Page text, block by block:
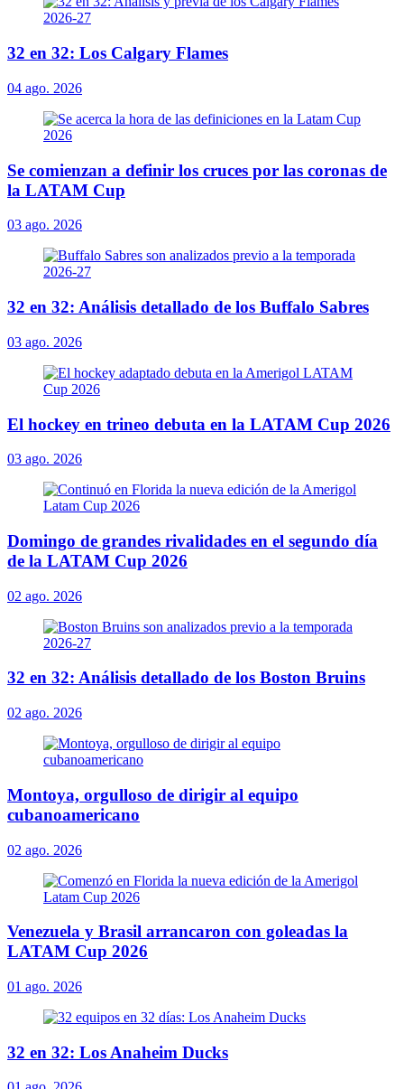
32 en 32: Los Calgary Flames
04 ago. 2026
Se comienzan a definir los cruces por las coronas de
la LATAM Cup
03 ago. 2026
32 en 32: Análisis detallado de los Buffalo Sabres
03 ago. 2026
El hockey en trineo debuta en la LATAM Cup 2026
03 ago. 2026
Domingo de grandes rivalidades en el segundo día
de la LATAM Cup 2026
02 ago. 2026
32 en 32: Análisis detallado de los Boston Bruins
02 ago. 2026
Montoya, orgulloso de dirigir al equipo
cubanoamericano
02 ago. 2026
Venezuela y Brasil arrancaron con goleadas la
LATAM Cup 2026
01 ago. 2026
32 en 32: Los Anaheim Ducks